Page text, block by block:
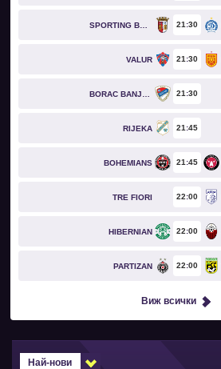
SPORTING BRAGA 21 30
VALUR 21 30
21 30
RIJEKA 21 45
BOHEMIANS 21 45
TRE FIORI 22 00
HIBERNIAN 22 00
PARTIZAN 22 00
Виж всички
Най-нови